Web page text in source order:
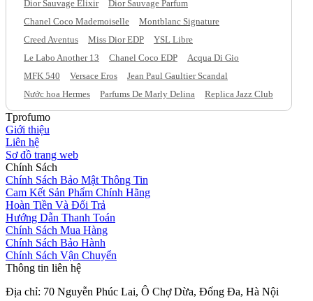
Dior Sauvage Elixir
Dior Sauvage Parfum
Chanel Coco Mademoiselle
Montblanc Signature
Creed Aventus
Miss Dior EDP
YSL Libre
Le Labo Another 13
Chanel Coco EDP
Acqua Di Gio
MFK 540
Versace Eros
Jean Paul Gaultier Scandal
Nước hoa Hermes
Parfums De Marly Delina Replica Jazz Club
Tprofumo
Giới thiệu
Liên hệ
Sơ đồ trang web
Chính Sách
Chính Sách Bảo Mật Thông Tin
Cam Kết Sản Phẩm Chính Hãng
Hoàn Tiền Và Đổi Trả
Hướng Dẫn Thanh Toán
Chính Sách Mua Hàng
Chính Sách Bảo Hành
Chính Sách Vận Chuyển
Thông tin liên hệ
Địa chỉ: 70 Nguyễn Phúc Lai, Ô Chợ Dừa, Đống Đa, Hà Nội